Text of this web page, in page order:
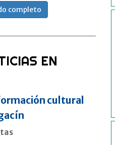
completo
EN
cultural